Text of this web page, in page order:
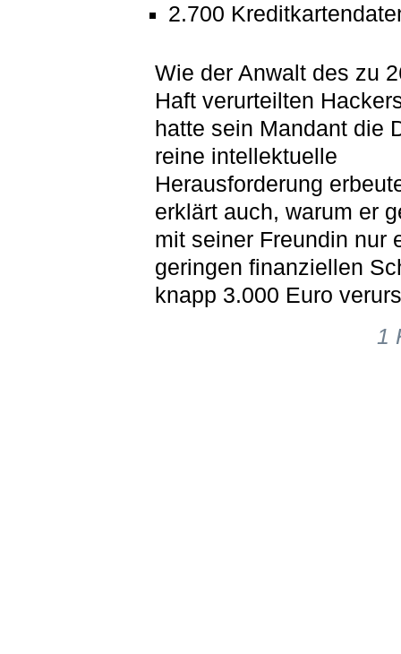
2.700
Wie der Anwalt des zu
Haft verurteilten
hatte sein Mandant die
reine intellektuelle
Herausforderung
erklärt auch, warum er
mit seiner Freundin nur
geringen finanziellen
knapp 3.000 Euro
1